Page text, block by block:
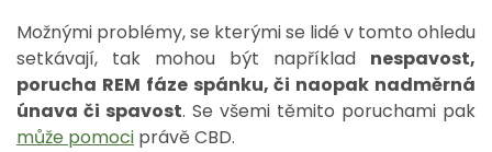
Možnými problémy, se kterými se lidé v tomto ohledu
setkávají, tak mohou být například nespavost,
porucha REM fáze spánku, či naopak nadměrná
únava či spavost. Se všemi těmito poruchami pak
může pomoci právě CBD.